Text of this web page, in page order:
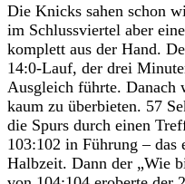
Die Knicks sahen schon
im Schlussviertel aber
komplett aus der Hand.
14:0-Lauf, der drei
Ausgleich führte. Danach
kaum zu überbieten. 57
die Spurs durch einen
103:102 in Führung –
Halbzeit. Dann der „Wie